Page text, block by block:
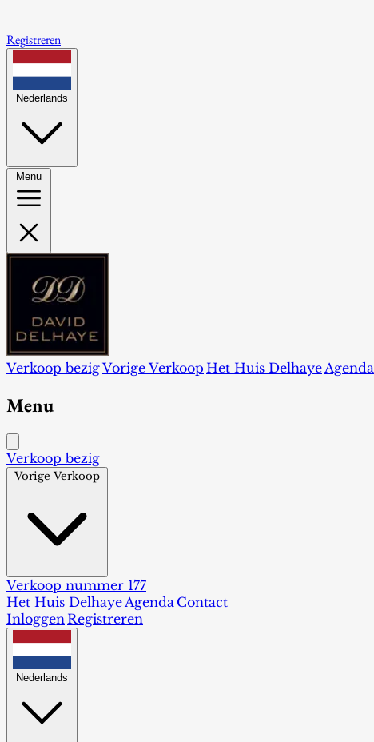
Registreren
Nederlands
Menu
Verkoop bezigVorige Verkoop Het Huis Delhaye Agenda
Menu
Verkoop bezig
Vorige Verkoop
Verkoop nummer 177
Het Huis DelhayeAgenda Contact
InloggenRegistreren
Nederlands